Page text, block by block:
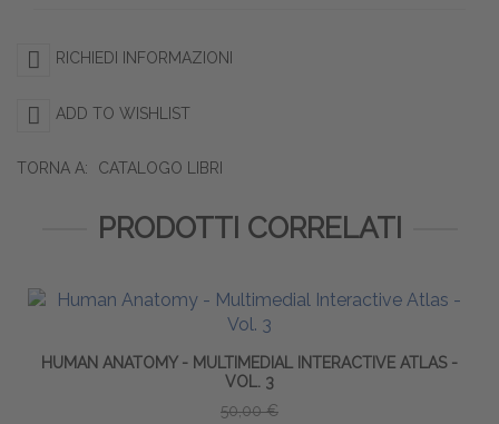
RICHIEDI INFORMAZIONI
ADD TO WISHLIST
TORNA A: CATALOGO LIBRI
PRODOTTI CORRELATI
HUMAN ANATOMY - MULTIMEDIAL INTERACTIVE ATLAS -
VOL. 3
50,00 €